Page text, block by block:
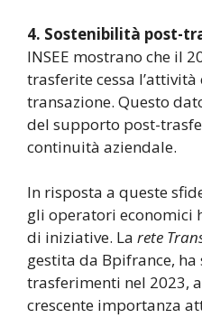
4. Sostenibilità post-
INSEE mostrano che il
trasferite cessa
transazione. Questo
del supporto post-
continuità aziendale.
In risposta a queste
gli operatori economici
di iniziative. La rete
gestita da Bpifrance,
trasferimenti nel 2023,
crescente importanza